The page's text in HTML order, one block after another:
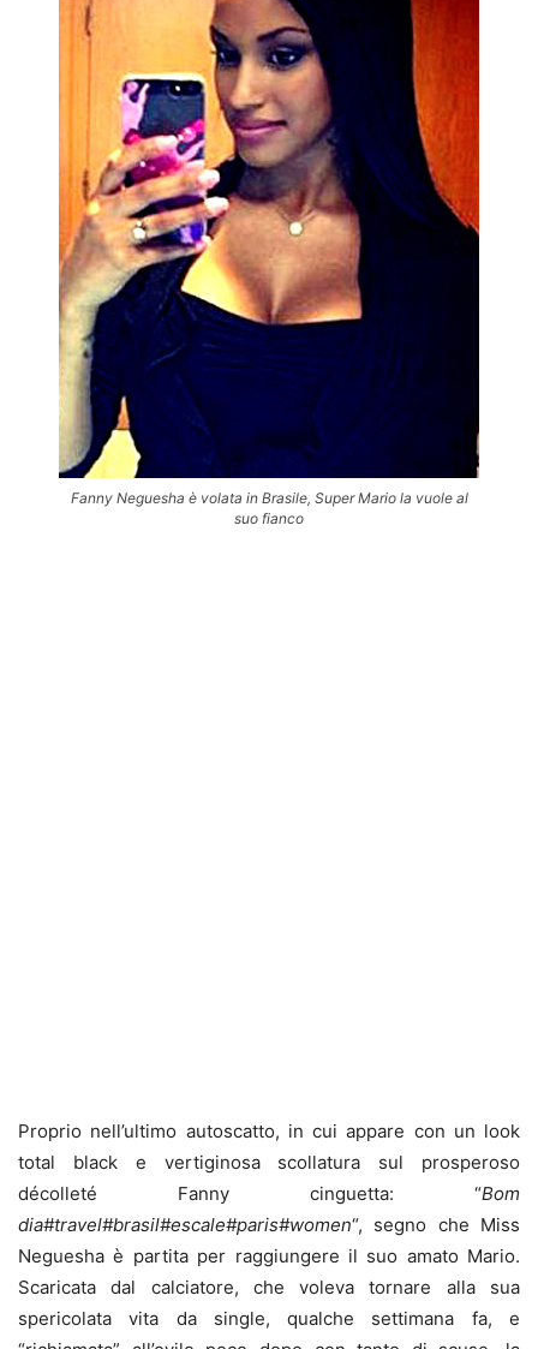
Fanny Neguesha è volata in Brasile, Super Mario la vuole al
suo fianco
Proprio nell’ultimo autoscatto, in cui appare con un look
total black e vertiginosa scollatura sul prosperoso
décolleté Fanny cinguetta: “Bom
dia#travel#brasil#escale#paris#women“, segno che Miss
Neguesha è partita per raggiungere il suo amato Mario.
Scaricata dal calciatore, che voleva tornare alla sua
spericolata vita da single, qualche settimana fa, e